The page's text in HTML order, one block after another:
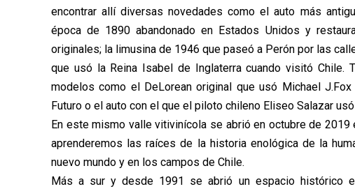
encontrar allí diversas novedades como el auto más
época de 1890 abandonado en Estados Unidos y
originales; la limusina de 1946 que paseó a Perón por las
que usó la Reina Isabel de Inglaterra cuando visitó Chile.
modelos como el DeLorean original que usó Michael
Futuro o el auto con el que el piloto chileno Eliseo Salazar usó
En este mismo valle vitivinícola se abrió en octubre de 2019
aprenderemos las raíces de la historia enológica de la
nuevo mundo y en los campos de Chile.
Más a sur y desde 1991 se abrió un espacio histórico